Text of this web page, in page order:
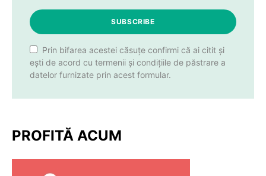
SUBSCRIBE
Prin bifarea acestei căsuțe confirmi că ai citit și
ești de acord cu termenii și condițiile de păstrare a
datelor furnizate prin acest formular.
PROFITĂ ACUM